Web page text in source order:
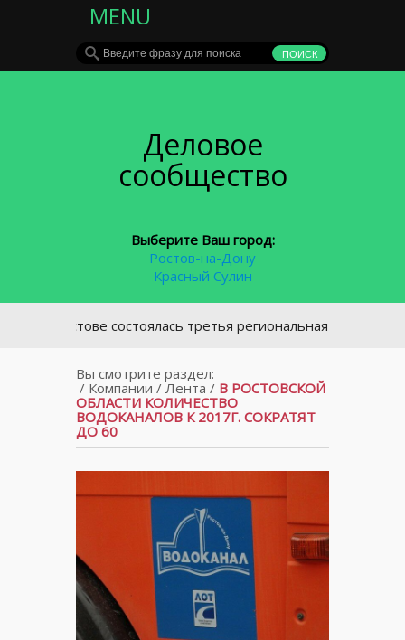
MENU
Деловое
сообщество
Выберите Ваш город:
Ростов-на-Дону
Красный Сулин
Ростове состоялась третья региональная конференция
Вы смотрите раздел:
/ Компании /Лента / В РОСТОВСКОЙ
ОБЛАСТИ КОЛИЧЕСТВО
ВОДОКАНАЛОВ К 2017Г. СОКРАТЯТ
ДО 60